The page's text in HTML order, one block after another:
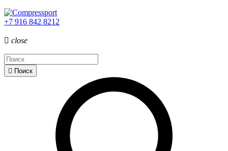
+7 916 842 8212
 close
 Поиск